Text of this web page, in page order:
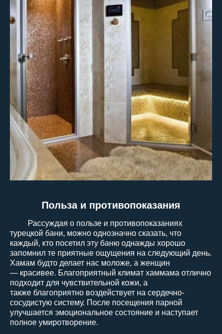
Польза и противопоказания
Рассуждая о пользе и противопоказаниях
турецкой бани, можно однозначно сказать, что
каждый, кто посетил эту баню однажды хорошо
запомнил те приятные ощущения на следующий день.
Хамам будто делает нас моложе, а женщин
— красивее. Благоприятный климат хаммама отлично
подходит для чувствительной кожи, а
также благоприятно воздействует на сердечно-
сосудистую систему. После посещения парной
улучшается эмоциональное состояние и наступает
полное умиротворение.